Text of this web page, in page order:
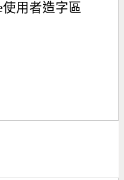
使用者造字區